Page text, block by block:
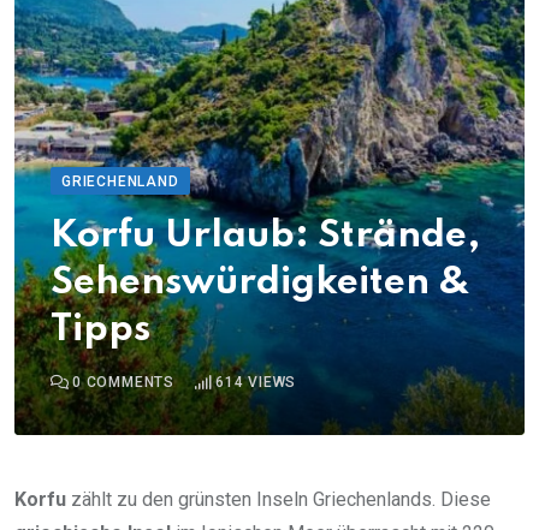
GRIECHENLAND
Korfu Urlaub: Strände,
Sehenswürdigkeiten &
Tipps
0COMMENTS 614VIEWS
Korfu zählt zu den grünsten Inseln Griechenlands. Diese